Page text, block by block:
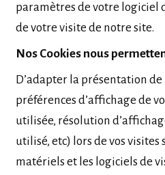
paramètres de votre logiciel
de votre visite de notre site.
Nos Cookies nous
D’adapter la présentation
préférences d’affichage de
utilisée, résolution
utilisé, etc) lors de vos visites
matériels et les logiciels de